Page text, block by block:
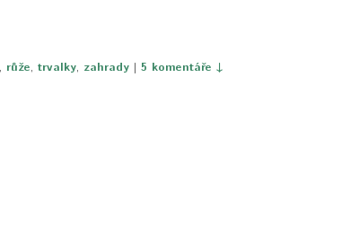
růže trvalky zahrady | 5 komentáře ↓